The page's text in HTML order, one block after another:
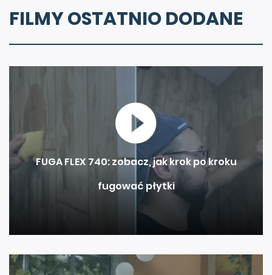
FILMY OSTATNIO DODANE
FUGA FLEX 740: zobacz, jak krok po kroku
fugować płytki